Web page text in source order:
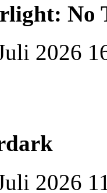
No
2026
2026